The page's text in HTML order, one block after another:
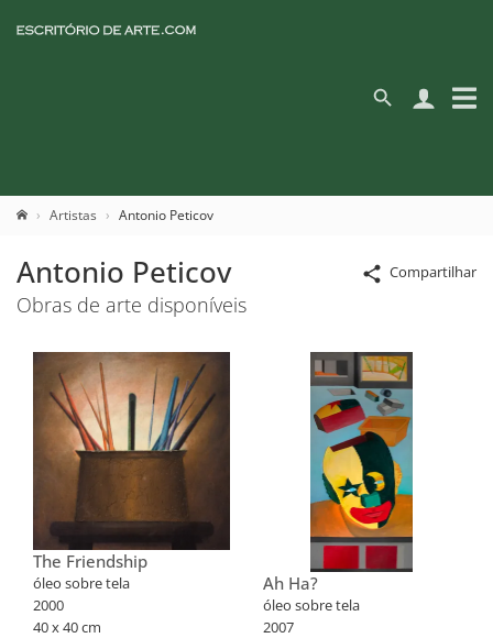
Artistas Antonio Peticov
Compartilhar
Antonio Peticov
Obras de arte disponíveis
The Friendship
óleo sobre tela
2000
40 x 40 cm
Ah Ha?
óleo sobre tela
2007